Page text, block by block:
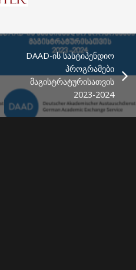
DAAD-ის სასტიპენდიო
პროგრამები
მაგისტრატურისათვის
2023-2024